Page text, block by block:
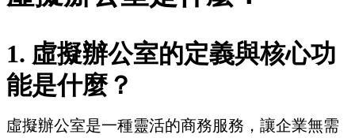
1. 虛擬辦公室的定義與核心功
能是什麼？
虛擬辦公室是一種靈活的商務服務，讓企業無需